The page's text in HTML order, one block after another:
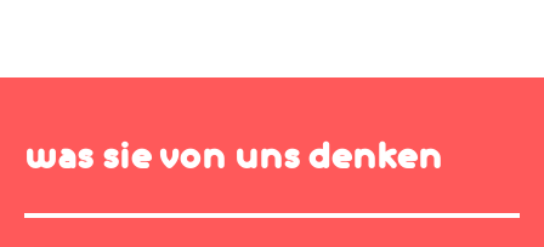
was sie von uns denken